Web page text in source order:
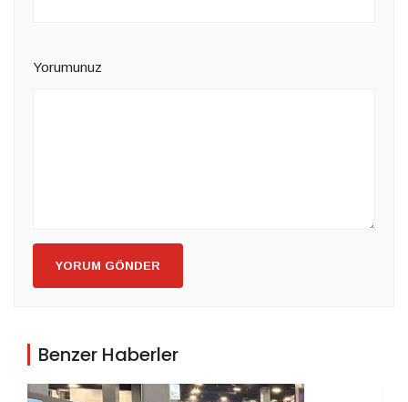
Yorumunuz
YORUM GÖNDER
Benzer Haberler